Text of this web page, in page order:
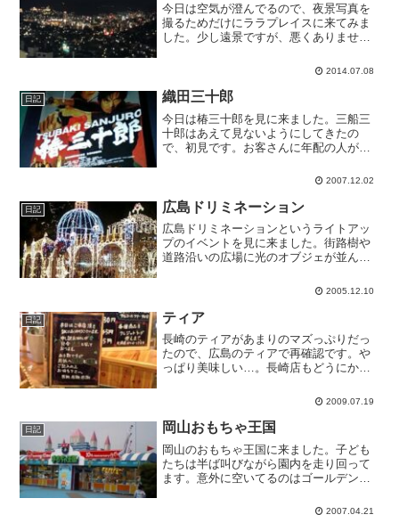
今日は空気が澄んでるので、夜景写真を
撮るためだけにララプレイスに来てみま
した。少し遠景ですが、悪くありませ
ないかなあ。でも一番の撮影スポットが
2014.07.08
日記 織田三十郎
今日は椿三十郎を見に来ました。三船三
十郎はあえて見ないようにしてきたの
で、初見です。お客さんに年配の人が多
も少ないです。キムタク超えとか言って
いでしょう。これから上映。...
2007.12.02
日記 広島ドリミネーション
広島ドリミネーションというライトアッ
プのイベントを見に来ました。街路樹や
道路沿いの広場に光のオブジェが並んで
す。ちゃんと来たのは初めてですが、と
路に飛び出そうになるので、...
2005.12.10
日記 ティア
長崎のティアがあまりのマズっぷりだっ
たので、広島のティアで再確認です。や
っぱり美味しい…。長崎店もどうにかし
2009.07.19
日記 岡山おもちゃ王国
岡山のおもちゃ王国に来ました。子ども
たちは半ば叫びながら園内を走り回って
ます。意外に空いてるのはゴールデンウ
カちゃんで遊んでます。プラレールには
2007.04.21